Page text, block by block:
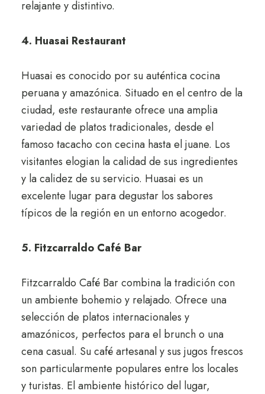
relajante y distintivo.
4. Huasai Restaurant
Huasai es conocido por su auténtica cocina
peruana y amazónica. Situado en el centro de la
ciudad, este restaurante ofrece una amplia
variedad de platos tradicionales, desde el
famoso tacacho con cecina hasta el juane. Los
visitantes elogian la calidad de sus ingredientes
y la calidez de su servicio. Huasai es un
excelente lugar para degustar los sabores
típicos de la región en un entorno acogedor.
5. Fitzcarraldo Café Bar
Fitzcarraldo Café Bar combina la tradición con
un ambiente bohemio y relajado. Ofrece una
selección de platos internacionales y
amazónicos, perfectos para el brunch o una
cena casual. Su café artesanal y sus jugos frescos
son particularmente populares entre los locales
y turistas. El ambiente histórico del lugar,